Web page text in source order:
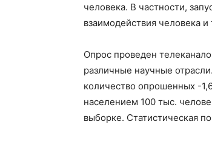
человека. В частности,
взаимодействия человека и
Опрос проведен
различные научные
количество опрошенных -
населением 100 тыс.
выборке. Статистическая